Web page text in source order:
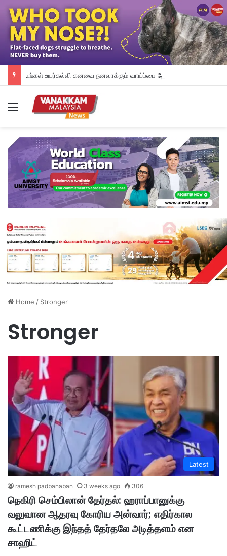
Menu
Home / Stronger
Stronger
Latest
ramesh padbanaban 3 weeks ago 306
நெகிரி செம்பிலான் தேர்தல்: ஹராப்பானுக்கு
வலுவான ஆதரவு கோரிய அன்வார்; எதிர்கால
கூட்டணிக்கு இந்தத் தேர்தலே அடித்தளம் என
சாஹிட்